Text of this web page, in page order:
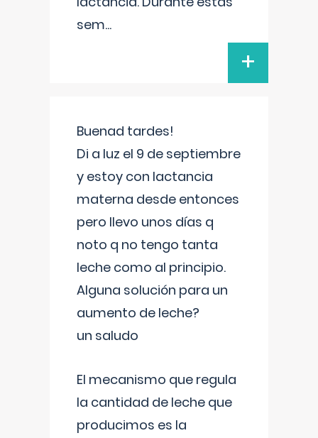
sem...
+
Buenad tardes!
Di a luz el 9 de septiembre
y estoy con lactancia
materna desde entonces
pero llevo unos días q
noto q no tengo tanta
leche como al principio.
Alguna solución para un
aumento de leche?
un saludo
El mecanismo que regula
la cantidad de leche que
producimos es la